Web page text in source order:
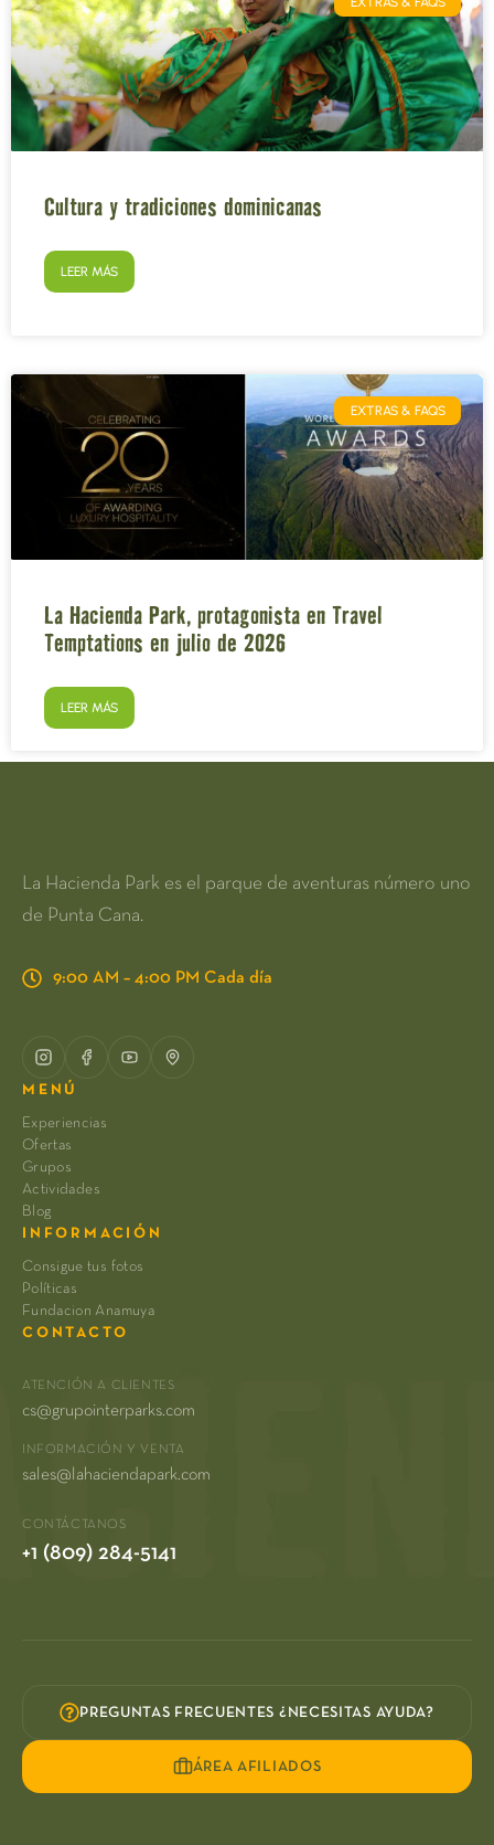
Cultura y tradiciones dominicanas
LEER MÁS
EXTRAS & FAQS
La Hacienda Park, protagonista en Travel
Temptations en julio de 2026
LEER MÁS
La Hacienda Park es el parque de aventuras número uno
de Punta Cana.
9:00 AM – 4:00 PM Cada día
MENÚ
Experiencias
Ofertas
Grupos
Actividades
Blog
INFORMACIÓN
Consigue tus fotos
Políticas
Fundacion Anamuya
CONTACTO
ATENCIÓN A CLIENTES
cs@grupointerparks.com
INFORMACIÓN Y VENTA
sales@lahaciendapark.com
CONTÁCTANOS
+1 (809) 284-5141
PREGUNTAS FRECUENTES ¿NECESITAS AYUDA?
ÁREA AFILIADOS